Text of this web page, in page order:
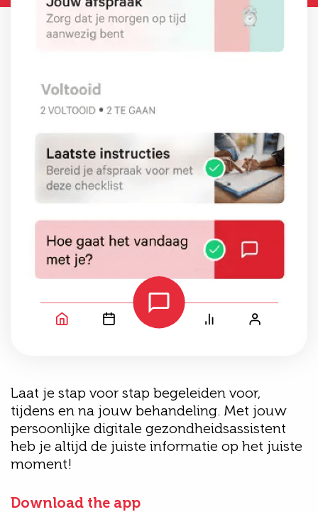
Laat je stap voor stap begeleiden voor,
tijdens en na jouw behandeling. Met jouw
persoonlijke digitale gezondheidsassistent
heb je altijd de juiste informatie op het juiste
moment!
Download the app